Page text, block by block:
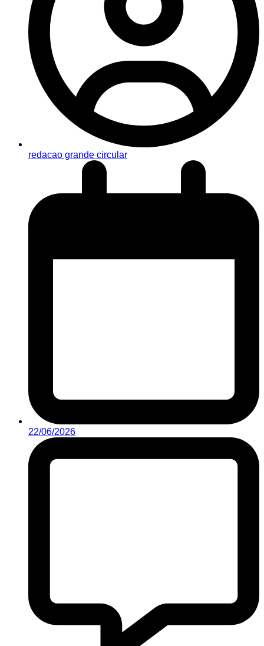
redacao grande circular
22/06/2026